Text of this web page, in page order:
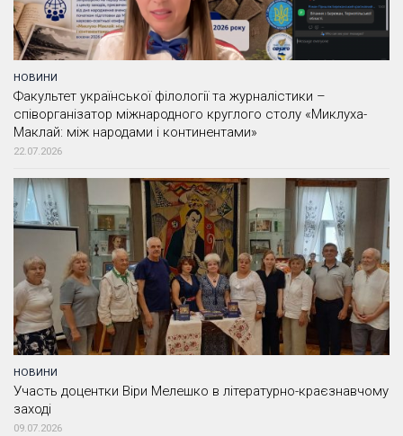
НОВИНИ
Факультет української філології та журналістики –
співорганізатор міжнародного круглого столу «Миклуха-
Маклай: між народами і континентами»
22.07.2026
НОВИНИ
Участь доцентки Віри Мелешко в літературно-краєзнавчому
заході
09.07.2026